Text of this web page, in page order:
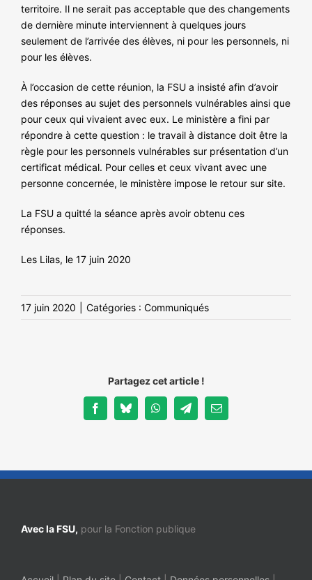
territoire. Il ne serait pas acceptable que des changements
de dernière minute interviennent à quelques jours
seulement de l’arrivée des élèves, ni pour les personnels, ni
pour les élèves.
À l’occasion de cette réunion, la FSU a insisté afin d’avoir
des réponses au sujet des personnels vulnérables ainsi que
pour ceux qui vivaient avec eux. Le ministère a fini par
répondre à cette question : le travail à distance doit être la
règle pour les personnels vulnérables sur présentation d’un
certificat médical. Pour celles et ceux vivant avec une
personne concernée, le ministère impose le retour sur site.
La FSU a quitté la séance après avoir obtenu ces
réponses.
Les Lilas, le 17 juin 2020
17 juin 2020 Catégories : Communiqués
Partagez cet article !
FacebookBlueskyWhatsAppTelegramEmail
Avec la FSU, pour la Fonction publique